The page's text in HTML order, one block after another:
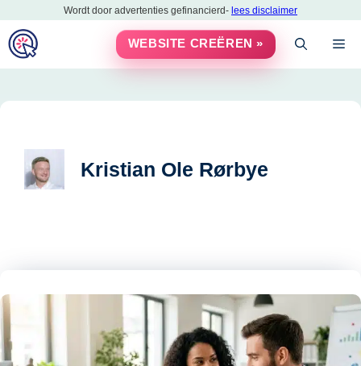
naar
de
inhoud
Wordt door advertenties gefinancierd- lees disclaimer
WEBSITE CREËREN »
Kristian Ole Rørbye